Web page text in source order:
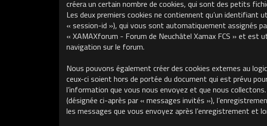
créera un certain nombre de cookies, qui sont des petits
Les deux premiers cookies ne contiennent qu’un
« session-id »), qui vous sont automatiquement assignés
« XAMAXforum - Forum de Neuchâtel Xamax FCS » et
navigation sur le forum.
Nous pouvons également créer des cookies externes au
ceux-ci soient hors de portée du document qui est prévu
l’information que vous nous envoyez et que nous
(désignée ci-après par « messages invités »),
les messages que vous envoyez après l’enregistrement et